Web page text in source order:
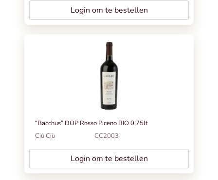
Login om te bestellen
“Bacchus” DOP Rosso Piceno BIO 0,75lt
Ciù Ciù
CC2003
Login om te bestellen